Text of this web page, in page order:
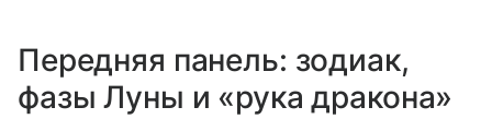
Передняя панель: зодиак,
фазы Луны и «рука дракона»